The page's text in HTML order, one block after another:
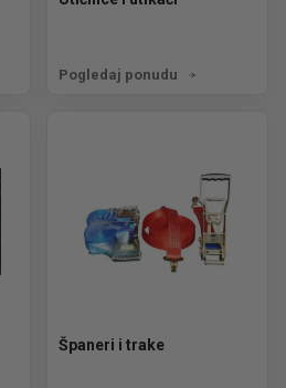
Pogledaj ponudu
Španeri i trake